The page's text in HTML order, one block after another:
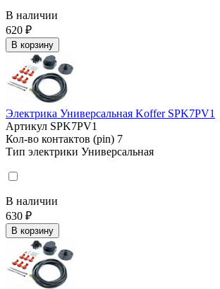
В наличии
620 ₽
В корзину
Электрика Универсальная Koffer SPK7PV1
Артикул SPK7PV1
Кол-во контактов (pin) 7
Тип электрики Универсальная
В наличии
630 ₽
В корзину